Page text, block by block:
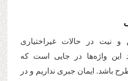
و نیت در حالات غیراختیاری
این‌ واژه‌‌ها در جایی است که
باشد. ایمان جبری نداریم و در